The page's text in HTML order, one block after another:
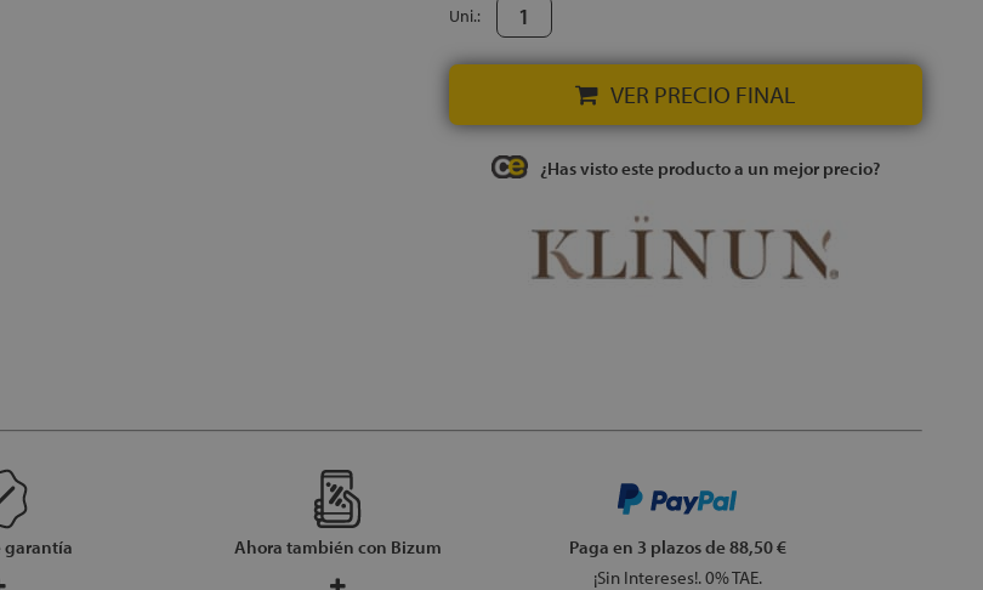
Uni.:
VER PRECIO FINAL
¿Has visto este producto a un mejor precio?
garantía Ahora también con Bizum Paga en 3 plazosde 88,50 €
¡Sin Intereses!. 0% TAE.